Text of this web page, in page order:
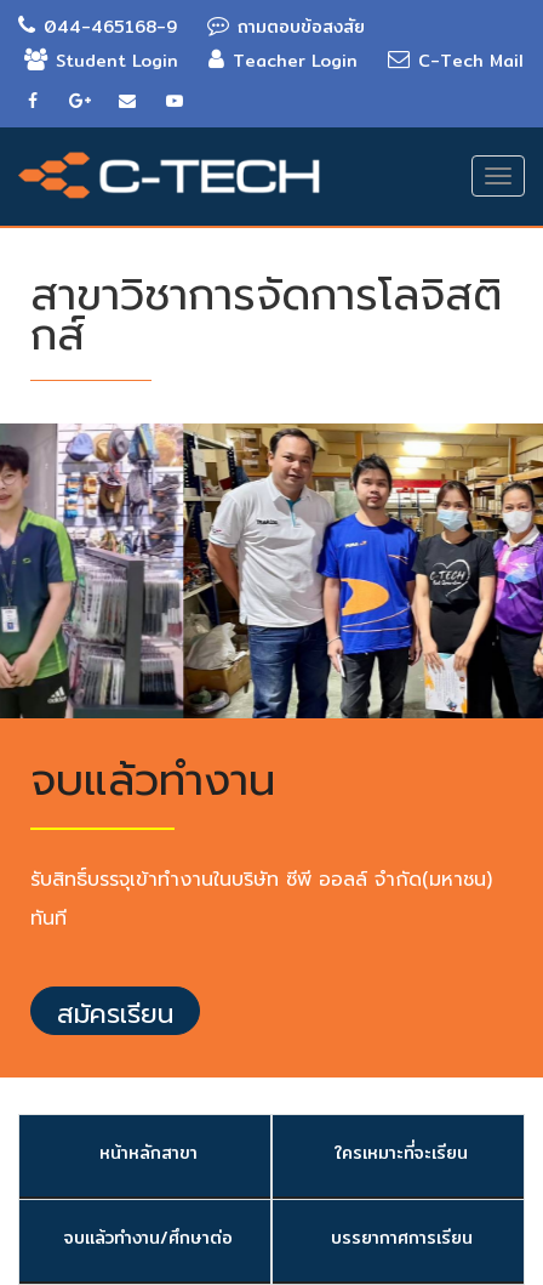
044-465168-9
ถามตอบข้อสงสัย
Student Login
Teacher Login C-Tech Mail
สาขาวิชาการจัดการโลจิสติ
กส์
are
Promotions
TAB,
SPECIAL
OFFERS,
PRIVILEGE,
ROYAL
ORCHID
ROYAL
ORCHID
HOLIDAYS
and
All
Promotions
จบแล้วทำงาน
รับสิทธิ์บรรจุเข้าทำงานในบริษัท ซีพี ออลล์ จำกัด(มหาชน)
ทันที
สมัครเรียน
หน้าหลักสาขา ใครเหมาะที่จะเรียน
จบแล้วทำงาน/ศึกษาต่อ บรรยากาศการเรียน